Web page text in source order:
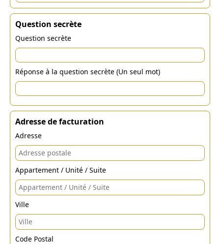
Question secrète
Question secrète
Réponse à la question secrète (Un seul mot)
Adresse de facturation
Adresse
Appartement / Unité / Suite
Ville
Code Postal